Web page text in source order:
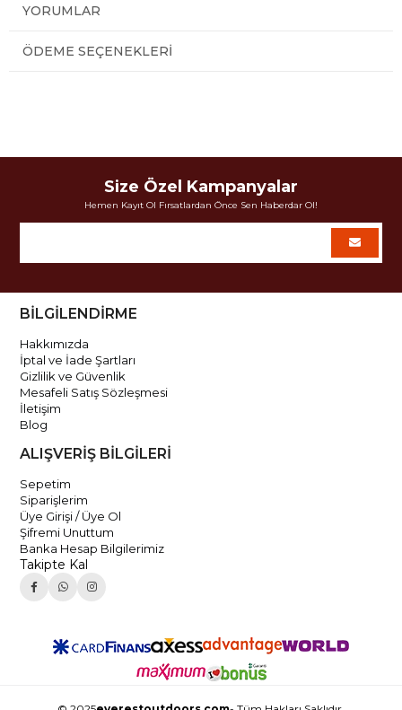
YORUMLAR
ÖDEME SEÇENEKLERI
Size Özel Kampanyalar
Hemen Kayıt Ol Fırsatlardan Önce Sen Haberdar Ol!
BİLGİLENDİRME
Hakkımızda
İptal ve İade Şartları
Gizlilik ve Güvenlik
Mesafeli Satış Sözleşmesi
İletişim
Blog
ALIŞVERİŞ BİLGİLERİ
Sepetim
Siparişlerim
Üye Girişi / Üye Ol
Şifremi Unuttum
Banka Hesap Bilgilerimiz
Takipte Kal